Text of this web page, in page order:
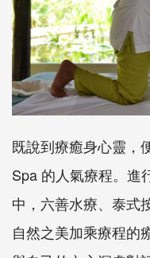
既說到療癒身心靈，
Spa 的人氣療程。進
中，六善水療、泰式
自然之美加乘療程的